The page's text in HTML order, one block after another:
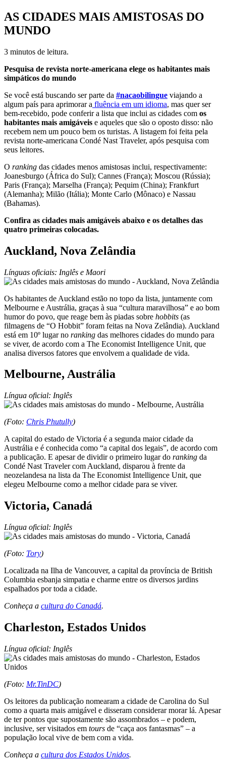
AS CIDADES MAIS AMISTOSAS DO
MUNDO
3 minutos de leitura.
Pesquisa de revista norte-americana elege os habitantes mais
simpáticos do mundo
Se você está buscando ser parte da #nacaobilingue viajando a
algum país para aprimorar a fluência em um idioma, mas quer ser
bem-recebido, pode conferir a lista que inclui as cidades com os
habitantes mais amigáveis e aqueles que são o oposto disso: não
recebem nem um pouco bem os turistas. A listagem foi feita pela
revista norte-americana Condé Nast Traveler, após pesquisa com
seus leitores.
O ranking das cidades menos amistosas inclui, respectivamente:
Joanesburgo (África do Sul); Cannes (França); Moscou (Rússia);
Paris (França); Marselha (França); Pequim (China); Frankfurt
(Alemanha); Milão (Itália); Monte Carlo (Mônaco) e Nassau
(Bahamas).
Confira as cidades mais amigáveis abaixo e os detalhes das
quatro primeiras colocadas.
Auckland, Nova Zelândia
Línguas oficiais: Inglês e Maori
Os habitantes de Auckland estão no topo da lista, juntamente com
Melbourne e Austrália, graças à sua “cultura maravilhosa” e ao bom
humor do povo, que reage bem às piadas sobre hobbits (as
filmagens de “O Hobbit” foram feitas na Nova Zelândia). Auckland
está em 10º lugar no ranking das melhores cidades do mundo para
se viver, de acordo com a The Economist Intelligence Unit, que
analisa diversos fatores que envolvem a qualidade de vida.
Melbourne, Austrália
Língua oficial: Inglês
(Foto: Chris Phutully)
A capital do estado de Victoria é a segunda maior cidade da
Austrália e é conhecida como “a capital dos legais”, de acordo com
a publicação. E apesar de dividir o primeiro lugar do ranking da
Condé Nast Traveler com Auckland, disparou à frente da
neozelandesa na lista da The Economist Intelligence Unit, que
elegeu Melbourne como a melhor cidade para se viver.
Victoria, Canadá
Língua oficial: Inglês
(Foto: Tory)
Localizada na Ilha de Vancouver, a capital da província de British
Columbia esbanja simpatia e charme entre os diversos jardins
espalhados por toda a cidade.
Conheça a cultura do Canadá.
Charleston, Estados Unidos
Língua oficial: Inglês
(Foto: Mr.TinDC)
Os leitores da publicação nomearam a cidade de Carolina do Sul
como a quarta mais amigável e disseram considerar morar lá. Apesar
de ter pontos que supostamente são assombrados – e podem,
inclusive, ser visitados em tours de “caça aos fantasmas” – a
população local vive de bem com a vida.
Conheça a cultura dos Estados Unidos.